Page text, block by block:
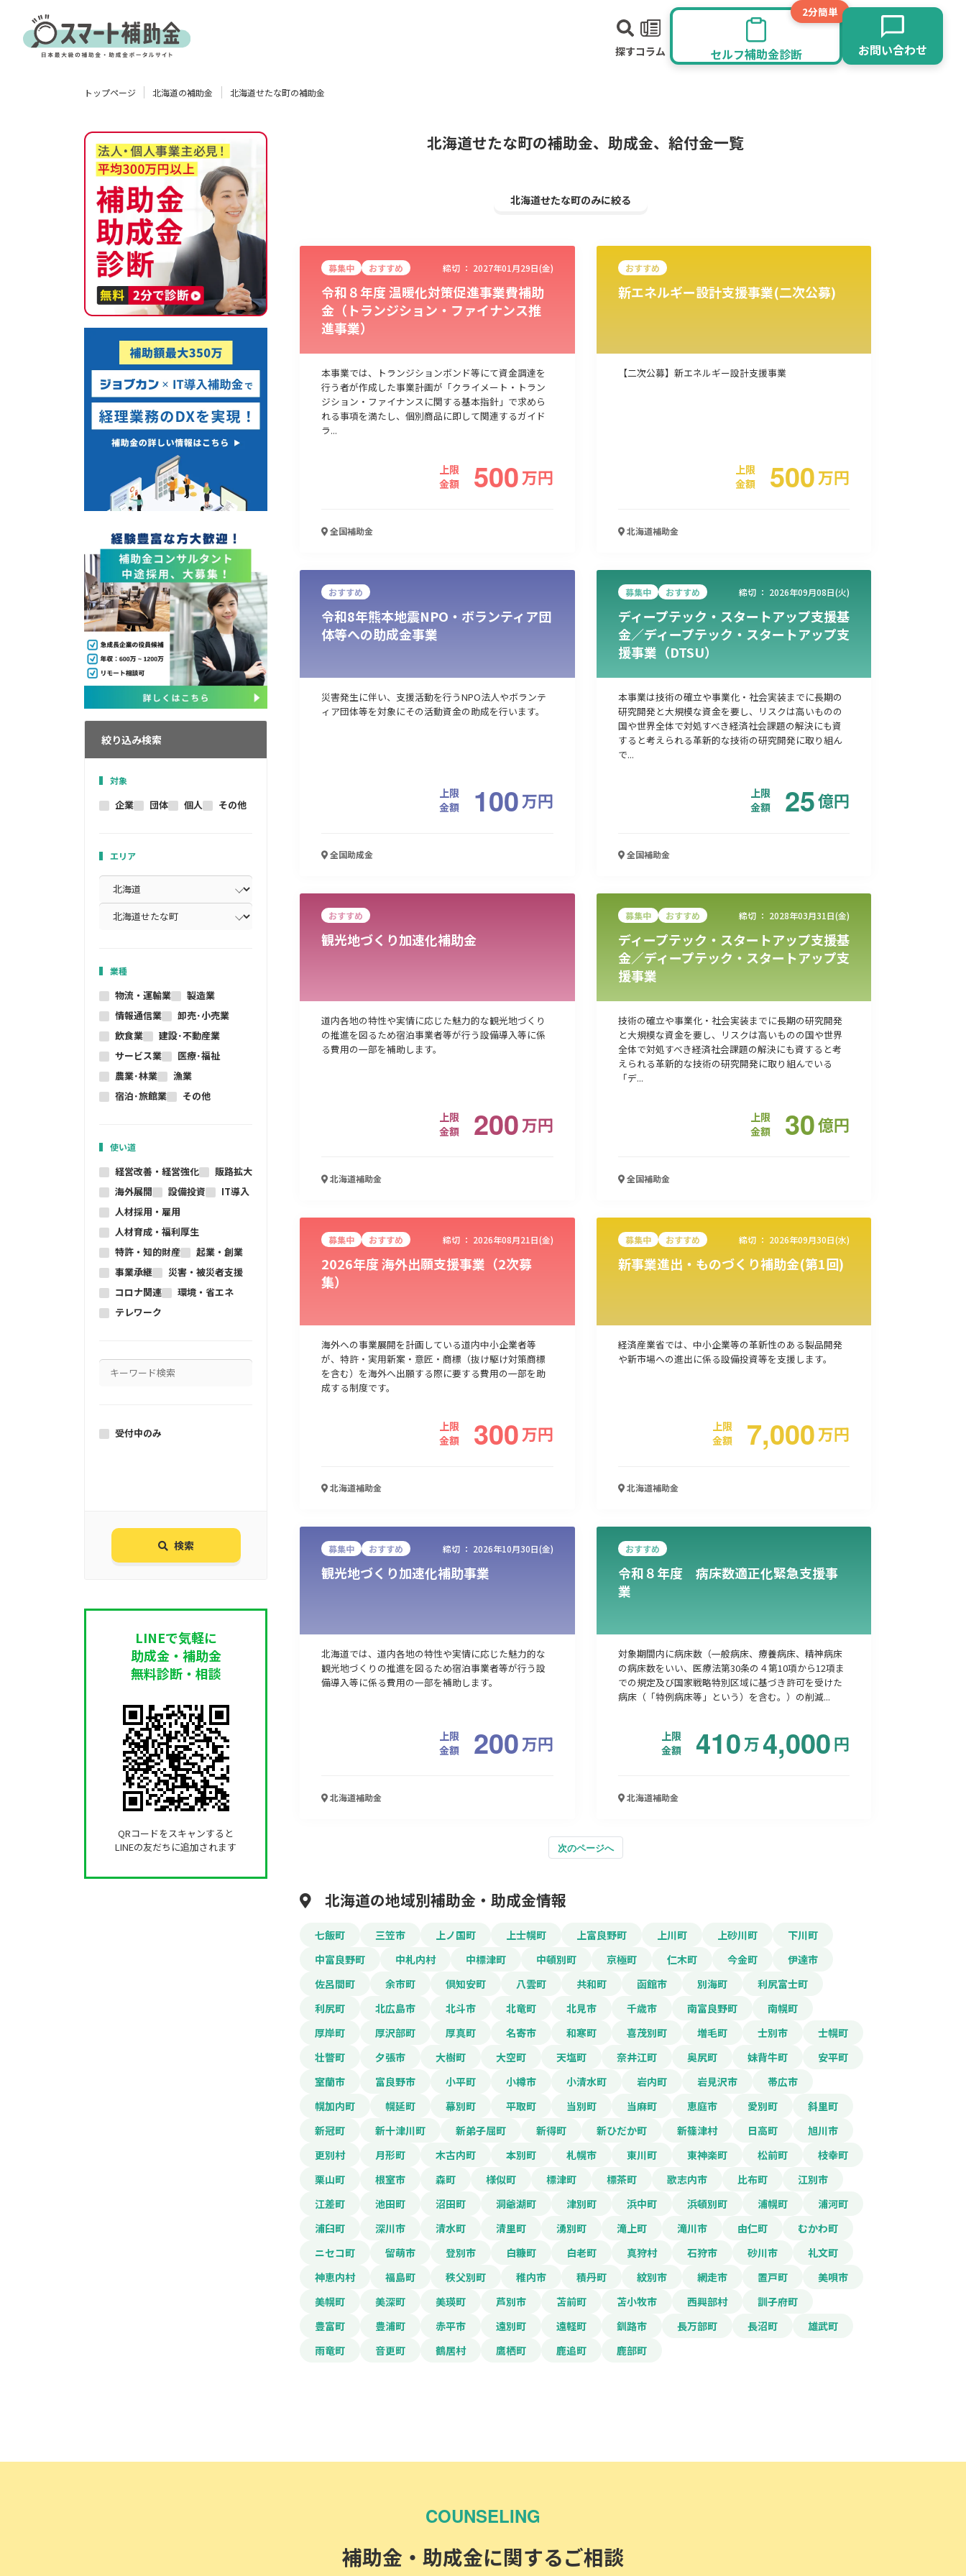
探すコラム
2分簡単
セルフ補助金診断 お問い合わせ
製造業 情報通信業 卸売･小売業 建設･不動産業 サービス業 医療･福祉 農業･林業 宿泊･旅館業 その他
販路拡大 海外展開
トップページ 北海道の補助金 北海道せたな町の補助金
絞り込み検索
対象
企業 団体 個人 その他
エリア
業種
物流・運輸業
製造業
情報通信業
卸売･小売業
飲食業
建設･不動産業
サービス業
医療･福祉
農業･林業
漁業
宿泊･旅館業
その他
使い道
経営改善・経営強化
販路拡大
海外展開
設備投資
IT導入
人材採用・雇用
人材育成・福利厚生
特許・知的財産
起業・創業
事業承継
災害・被災者支援
コロナ関連
環境・省エネ
テレワーク
受付中のみ
検索
LINEで気軽に
助成金・補助金
無料診断・相談
QRコードをスキャンすると
LINEの友だちに追加されます
北海道せたな町の補助金、助成金、給付金一覧
北海道せたな町のみに絞る
募集中 おすすめ 締切 ： 2027年01月29日(金)
令和８年度 温暖化対策促進事業費補助
金（トランジション・ファイナンス推
進事業）
本事業では、トランジションボンド等にて資金調達を
行う者が作成した事業計画が「クライメート・トラン
ジション・ファイナンスに関する基本指針」で求めら
れる事項を満たし、個別商品に即して関連するガイド
ラ...
上限
金額
500万円
全国補助金
おすすめ
新エネルギー設計支援事業(二次公募)
【二次公募】新エネルギー設計支援事業
上限
金額
500万円
北海道補助金
おすすめ
令和8年熊本地震NPO・ボランティア団
体等への助成金事業
災害発生に伴い、支援活動を行うNPO法人やボランテ
ィア団体等を対象にその活動資金の助成を行います。
上限
金額
100万円
全国助成金
募集中 おすすめ 締切 ： 2026年09月08日(火)
ディープテック・スタートアップ支援基
金／ディープテック・スタートアップ支
援事業（DTSU）
本事業は技術の確立や事業化・社会実装までに長期の
研究開発と大規模な資金を要し、リスクは高いものの
国や世界全体で対処すべき経済社会課題の解決にも資
すると考えられる革新的な技術の研究開発に取り組ん
で...
上限
金額
25億円
全国補助金
おすすめ
観光地づくり加速化補助金
道内各地の特性や実情に応じた魅力的な観光地づくり
の推進を図るため宿泊事業者等が行う設備導入等に係
る費用の一部を補助します。
上限
金額
200万円
北海道補助金
募集中 おすすめ 締切 ： 2028年03月31日(金)
ディープテック・スタートアップ支援基
金／ディープテック・スタートアップ支
援事業
技術の確立や事業化・社会実装までに長期の研究開発
と大規模な資金を要し、リスクは高いものの国や世界
全体で対処すべき経済社会課題の解決にも資すると考
えられる革新的な技術の研究開発に取り組んでいる
「デ...
上限
金額
30億円
全国補助金
募集中 おすすめ 締切 ： 2026年08月21日(金)
2026年度 海外出願支援事業（2次募
集）
海外への事業展開を計画している道内中小企業者等
が、特許・実用新案・意匠・商標（抜け駆け対策商標
を含む）を海外へ出願する際に要する費用の一部を助
成する制度です。
上限
金額
300万円
北海道補助金
募集中 おすすめ 締切 ： 2026年09月30日(水)
新事業進出・ものづくり補助金(第1回)
経済産業省では、中小企業等の革新性のある製品開発
や新市場への進出に係る設備投資等を支援します。
上限
金額
7,000万円
北海道補助金
募集中 おすすめ 締切 ： 2026年10月30日(金)
観光地づくり加速化補助事業
北海道では、道内各地の特性や実情に応じた魅力的な
観光地づくりの推進を図るため宿泊事業者等が行う設
備導入等に係る費用の一部を補助します。
上限
金額
200万円
北海道補助金
おすすめ
令和８年度 病床数適正化緊急支援事
業
対象期間内に病床数（一般病床、療養病床、精神病床
の病床数をいい、医療法第30条の４第10項から12項ま
での規定及び国家戦略特別区域に基づき許可を受けた
病床（「特例病床等」という）を含む。）の削減...
上限
金額
410万4,000円
北海道補助金
次のページへ
北海道の地域別補助金・助成金情報
七飯町 三笠市 上ノ国町 上士幌町 上富良野町 上川町 上砂川町
下川町
中富良野町
中札内村 中標津町 中頓別町 京極町 仁木町 今金町
伊達市
佐呂間町
余市町 倶知安町 八雲町 共和町 函館市 別海町
利尻富士町
利尻町
北広島市 北斗市 北竜町 北見市 千歳市 南富良野町
南幌町
厚岸町
厚沢部町 厚真町 名寄市 和寒町 喜茂別町 増毛町 士別市
士幌町
壮瞥町
夕張市 大樹町 大空町 天塩町 奈井江町 奥尻町 妹背牛町
安平町
室蘭市
富良野市 小平町 小樽市 小清水町 岩内町 岩見沢市
帯広市
幌加内町
幌延町 幕別町 平取町 当別町 当麻町 恵庭市 愛別町
斜里町
新冠町
新十津川町 新弟子屈町 新得町 新ひだか町 新篠津村 日高町
旭川市
更別村
月形町 木古内町 本別町 札幌市 東川町 東神楽町 松前町
枝幸町
栗山町
根室市 森町 様似町 標津町 標茶町 歌志内市 比布町
江別市
江差町
池田町 沼田町 洞爺湖町 津別町 浜中町 浜頓別町 浦幌町
浦河町
浦臼町
深川市 清水町 清里町 湧別町 滝上町 滝川市 由仁町
むかわ町
ニセコ町
留萌市 登別市 白糠町 白老町 真狩村 石狩市 砂川市
礼文町
神恵内村
福島町 秩父別町 稚内市 積丹町 紋別市 網走市 置戸町
美唄市
美幌町
美深町 美瑛町 芦別市 苫前町 苫小牧市 西興部村
訓子府町
豊富町
豊浦町 赤平市 遠別町 遠軽町 釧路市 長万部町 長沼町
雄武町
雨竜町
音更町 鶴居村 鷹栖町 鹿追町 鹿部町
COUNSELING
補助金・助成金に関するご相談